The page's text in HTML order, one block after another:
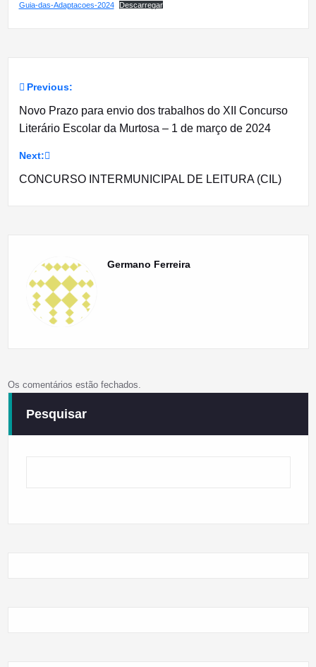
Guia-das-Adaptacoes-2024 Descarregar
Navegação
de
artigos
Previous:
Novo Prazo para envio dos trabalhos do XII Concurso
Literário Escolar da Murtosa – 1 de março de 2024
Next:
CONCURSO INTERMUNICIPAL DE LEITURA (CIL)
Germano Ferreira
Os comentários estão fechados.
Pesquisar